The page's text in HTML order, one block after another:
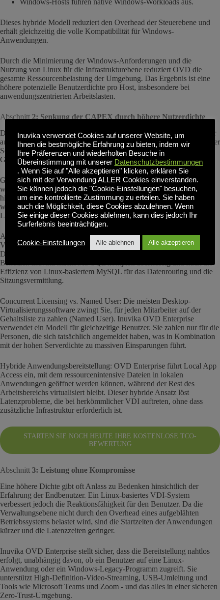
Windows-Hosts führen native Windows-Workloads aus.
Dieses hybride Modell reduziert den Overhead der Steuerebene und
erhält gleichzeitig die volle Kompatibilität für Windows-
Anwendungen.
Durch die Minimierung der Windows-Anforderungen und die
Nutzung von Linux für die Infrastrukturebene reduziert OVD die
gesamte Ressourcenbelastung der Umgebung. Das Ergebnis ist eine
höhere potenzielle Benutzerdichte pro Host, insbesondere bei
anwendungszentrierten Arbeitslasten.
Abschnitt 2: Senkung der CAPEX durch höhere Nutzerdichte
Die Rechnung ist einfach: Wenn Sie 40 bis 60 Prozent mehr Benutzer
auf einem einzigen Server unterbringen können, benötigen Sie weniger
Server. Hier bietet Inuvika einen massiven Vorteil bei den
Gesamtbetriebskosten (TCO).
Geringerer Hardware-Bedarf: Da die Linux-Virtualisierungssoftware
weniger anspruchsvoll ist, können Sie teure Hardware-Erneuerungen
hinauszögern. Ihre vorhandenen Server können plötzlich eine
wachsende Zahl von Mitarbeitern unterstützen, ohne dass es zu
Leistungsengpässen kommt.
Abschaffung der Microsoft-Steuer: Herkömmliche Desktop-
Virtualisierungslösungen erfordern eine Microsoft SQL Server-
Datenbank für die Verwaltungsebene und teure RDS-CALs für jeden
Benutzer. Inuvika macht MS SQL komplett überflüssig und nutzt die
Effizienz von Linux-basiertem MySQL für das Datenrouting und die
Sitzungsvermittlung.
Concurrent Licensing vs. Named User: Die meisten Desktop-
Virtualisierungssoftware zwingt Sie, für jeden Mitarbeiter auf der
Gehaltsliste zu zahlen (Named User). Inuvika OVD Enterprise
verwendet ein Modell für gleichzeitige Benutzer. Sie zahlen nur für die
Personen, die sich tatsächlich angemeldet haben, was in Kombination
mit der hohen Serverdichte zu massiven Einsparungen führt.
Hybride Anwendungsbereitstellung: OVD Enterprise führt Local App
Access ein, mit dem ressourcenintensive Dateien in lokalen
Anwendungen geöffnet werden können, während der Rest des
Arbeitsbereichs virtualisiert bleibt. Dieser hybride Ansatz löst
Latenzprobleme, die bei herkömmlicher VDI auftreten, ohne dass
zusätzliche Infrastruktur erforderlich ist.
STARTEN SIE NOCH HEUTE IHRE KOSTENLOSE TCO-
BEWERTUNG
Abschnitt 3: Leistung ohne Kompromisse
Eine höhere Dichte gibt oft Anlass zu Bedenken hinsichtlich der
Erfahrung der Endbenutzer. Ein Linux-basiertes VDI-System
verbessert jedoch die Reaktionsfähigkeit für den Benutzer. Da die
Verwaltungsebene nicht durch den Overhead eines aufgeblähten
Betriebssystems belastet wird, sind die Startzeiten der Anwendungen
kürzer und die Latenzzeiten geringer.
Inuvika OVD Enterprise stellt sicher, dass die Bereitstellung nahtlos
erfolgt, unabhängig davon, ob ein Benutzer auf eine Linux-
Anwendung oder ein Windows-Legacy-Programm zugreift. Sie
unterstützt High-Definition-Video-Streaming, USB-Umleitung und
Tools wie Microsoft Teams und Zoom - und das alles in einer sicheren
Zero-Trust-Umgebung.
Inuvika verwendet Cookies auf unserer Website, um
Ihnen die bestmögliche Erfahrung zu bieten, indem wir
Ihre Präferenzen und wiederholten Besuche in
Übereinstimmung mit unserer Datenschutzbestimmungen
. Wenn Sie auf "Alle akzeptieren" klicken, erklären Sie
sich mit der Verwendung ALLER Cookies einverstanden.
Sie können jedoch die "Cookie-Einstellungen" besuchen,
um eine kontrollierte Zustimmung zu erteilen. Sie haben
auch die Möglichkeit, diese Cookies abzulehnen. Wenn
Sie einige dieser Cookies ablehnen, kann dies jedoch Ihr
Surferlebnis beeinträchtigen.
Cookie-Einstellungen Alle ablehnen Alle akzeptieren